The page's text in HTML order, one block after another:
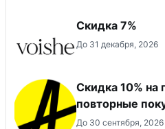
​Скидка 7%
До 31 декабря, 2026
Скидка 10% на
повторные
До 30 сентября, 2026